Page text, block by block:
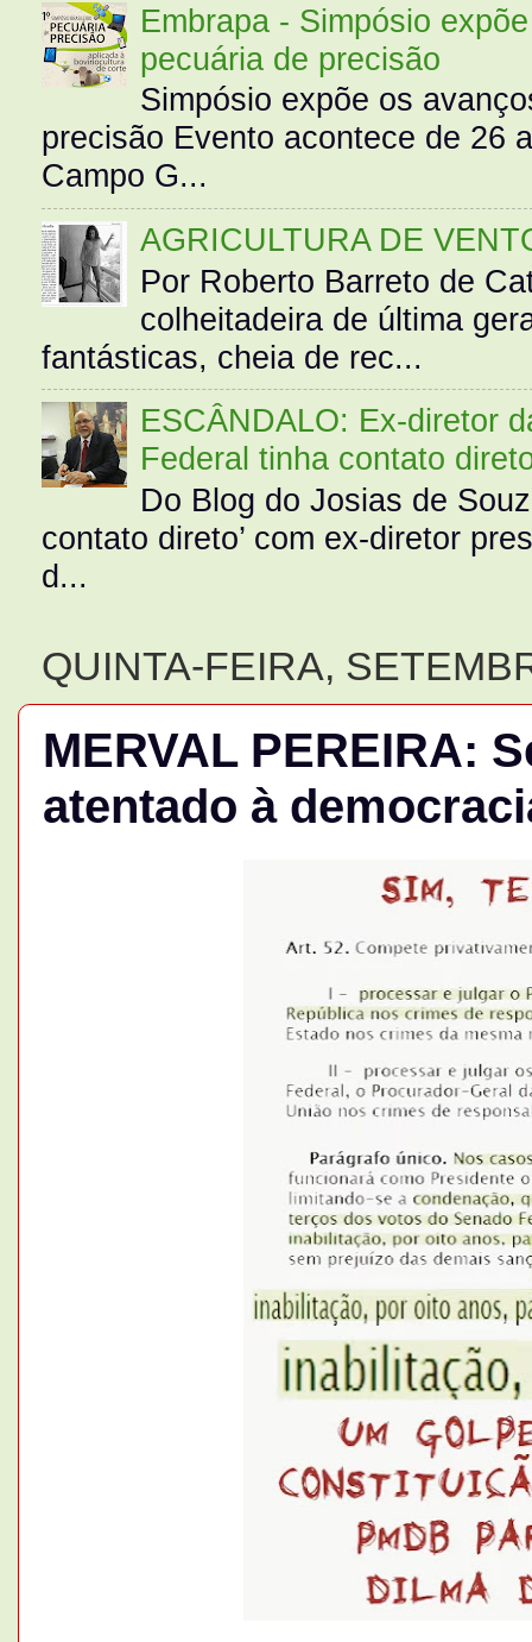
Embrapa - Simpósio
pecuária de precisão
Simpósio expõe os
precisão Evento acontece de 26
Campo G...
AGRICULTURA DE
Por Roberto Barreto de
colheitadeira de última
fantásticas, cheia de rec...
ESCÂNDALO: Ex-diretor
Federal tinha contato
Do Blog do Josias de
contato direto’ com ex-diretor
d...
QUINTA-FEIRA,
MERVAL PEREIRA:
atentado à